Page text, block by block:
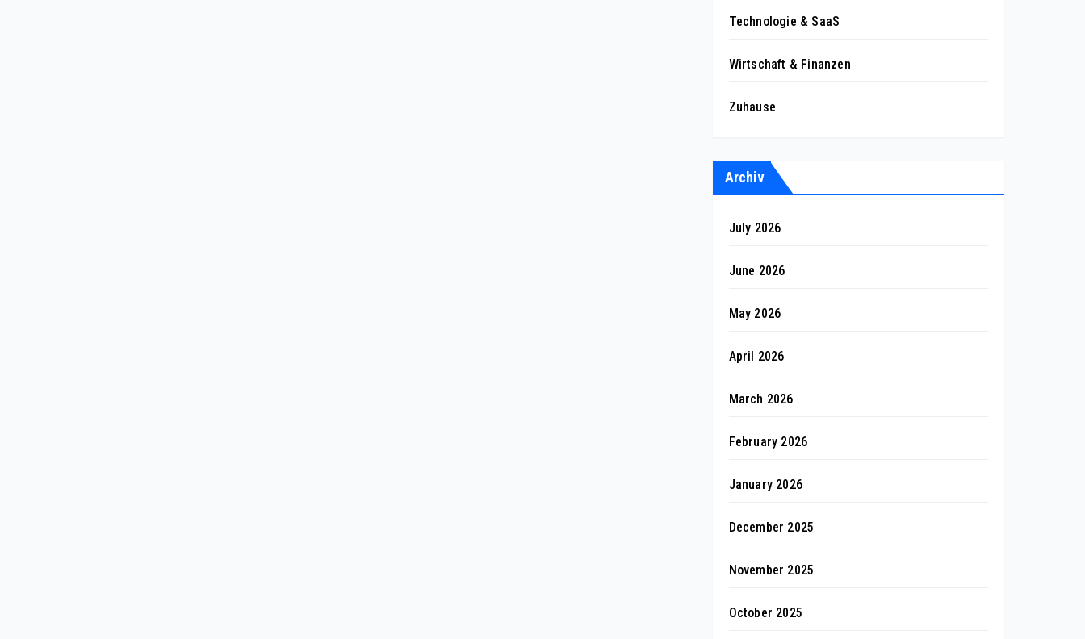
Technologie & SaaS
Wirtschaft & Finanzen
Zuhause
Archiv
July 2026
June 2026
May 2026
April 2026
March 2026
February 2026
January 2026
December 2025
November 2025
October 2025